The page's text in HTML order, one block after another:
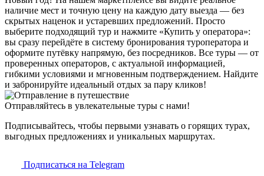
наличие мест и точную цену на каждую дату выезда — без
скрытых наценок и устаревших предложений. Просто
выберите подходящий тур и нажмите «Купить у оператора»:
вы сразу перейдёте в систему бронирования туроператора и
оформите путёвку напрямую, без посредников. Все туры — от
проверенных операторов, с актуальной информацией,
гибкими условиями и мгновенным подтверждением. Найдите
и забронируйте идеальный отдых за пару кликов!
Отправляйтесь в увлекательные туры с нами!
Подписывайтесь, чтобы первыми узнавать о горящих турах,
выгодных предложениях и уникальных маршрутах.
Подписаться на Telegram